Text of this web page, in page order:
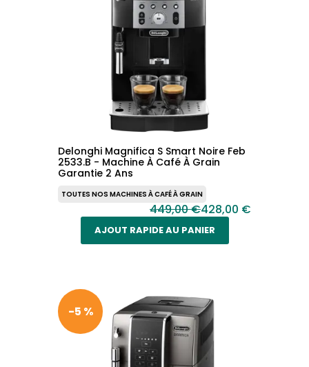
Delonghi Magnifica S Smart Noire Feb
2533.B - Machine À Café À Grain
Garantie 2 Ans
TOUTES NOS MACHINES À CAFÉ À GRAIN
449,00 €428,00 €
AJOUT RAPIDE AU PANIER
-5 %